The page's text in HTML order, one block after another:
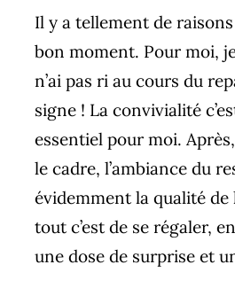
Il y a tellement de
bon moment. Pour moi,
n’ai pas ri au cours du
signe ! La convivialité
essentiel pour moi.
le cadre, l’ambiance du
évidemment la qualité de
tout c’est de se régaler,
une dose de surprise et